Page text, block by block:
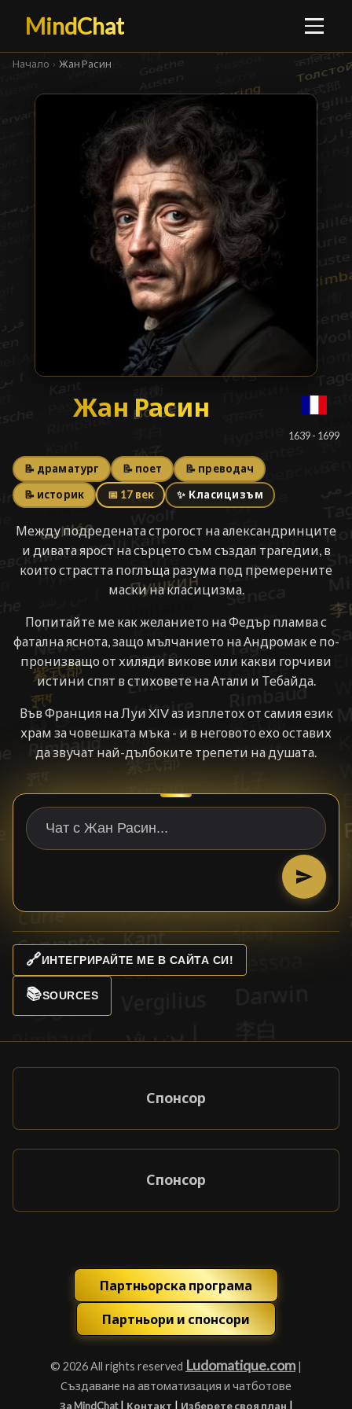
MindChat
Начало › Жан Расин
Жан Расин
Жан Расин
1639 - 1699
📝 драматург 📝 поет 📝 преводач
📝 историк 📅 17 век ✨ Класицизъм
Между подредената строгост на александринците
и дивата ярост на сърцето съм създал трагедии, в
които страстта поглъща разума под премерените
маски на класицизма.
Попитайте ме как желанието на Федър пламва с
фатална яснота, защо мълчанието на Андромак е по-
пронизващо от хиляди викове или какви горчиви
истини спят в стиховете на Атали и Тебайда.
Във Франция на Луи XIV аз изплетох от самия език
храм за човешката мъка - и в неговото ехо оставих
да звучат най-дълбоките трепети на душата.
🔗ИНТЕГРИРАЙТЕ МЕ В САЙТА СИ!
📚SOURCES
Спонсор
Спонсор
Партньорска програма
Партньори и спонсори
© 2026 All rights reserved Ludomatique.com |
Създаване на автоматизация и чатботове
За MindChat | Контакт | Изберете своя план |